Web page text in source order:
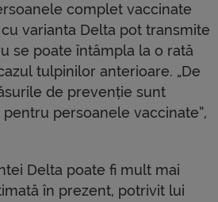
complet vaccinate
varianta Delta pot transmite
se poate întâmpla la o rată
tulpinilor anterioare. „De
de prevenție sunt
persoanele vaccinate”,
Delta poate fi mult mai
în prezent, potrivit lui